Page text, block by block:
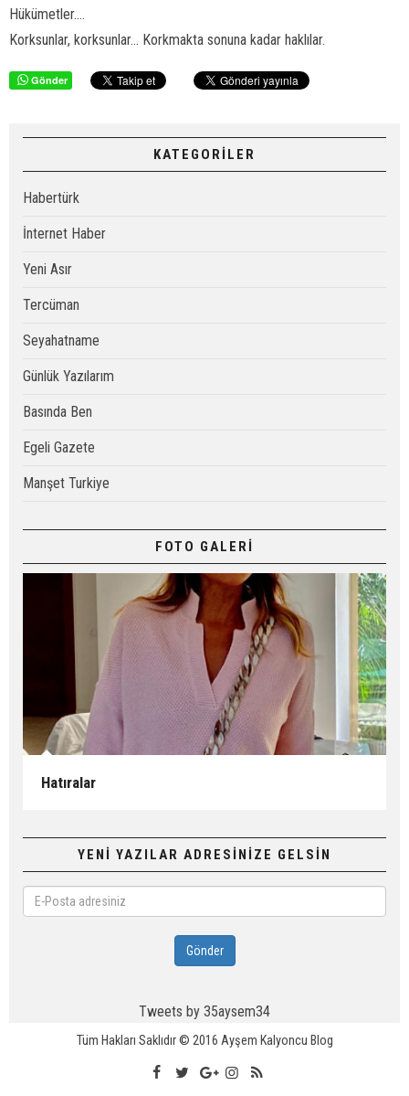
Hükümetler....
Korksunlar, korksunlar... Korkmakta sonuna kadar haklılar.
Gönder
KATEGORİLER
Habertürk
İnternet Haber
Yeni Asır
Tercüman
Seyahatname
Günlük Yazılarım
Basında Ben
Egeli Gazete
Manşet Turkiye
FOTO GALERİ
Hatıralar
YENİ YAZILAR ADRESİNİZE GELSİN
Posta
adresiniz
Gönder
Tweets by 35aysem34
Tüm Hakları Saklıdır © 2016 Ayşem Kalyoncu Blog